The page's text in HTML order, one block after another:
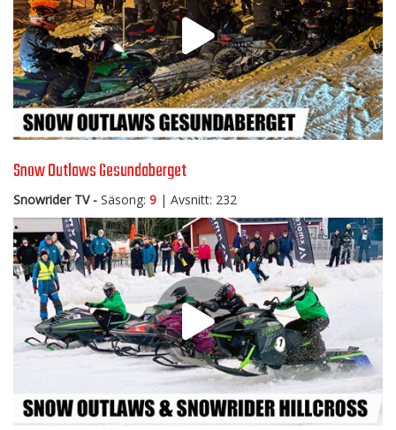
Snow Outlaws Gesundaberget
Snowrider TV - Säsong: 9 | Avsnitt: 232